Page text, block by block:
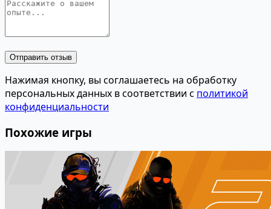
Отправить отзыв
Нажимая кнопку, вы соглашаетесь на обработку
персональных данных в соответствии с политикой
конфиденциальности
Похожие игры